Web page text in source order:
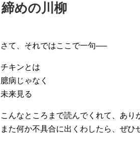
締めの川柳
さて、それではここで一句──
チキンとは
臆病じゃなく
未来見る
こんなところまで読んでくれて、あり
また何か不具合に出くわしたら、ぜひ